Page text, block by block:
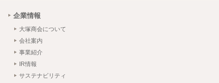
企業情報
大塚商会について
会社案内
事業紹介
IR情報
サステナビリティ